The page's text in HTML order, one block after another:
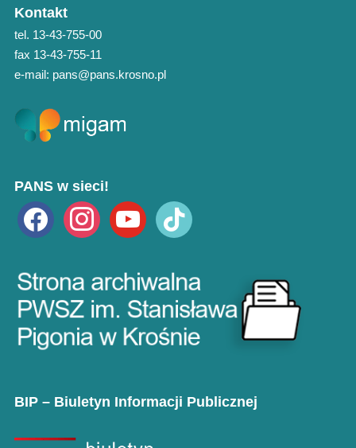
Kontakt
tel. 13-43-755-00
fax 13-43-755-11
e-mail: pans@pans.krosno.pl
PANS w sieci!
facebook instagramyoutube tiktok
BIP – Biuletyn Informacji Publicznej